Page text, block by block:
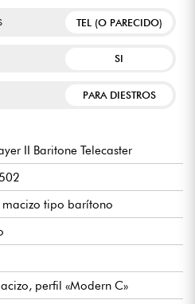
para los músicos a los que les
que busquen un instrumento
TEL (O PARECIDO)
SI
PARA DIESTROS
II Baritone Telecaster
tipo barítono
perfil «Modern C»